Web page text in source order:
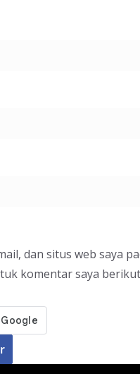
dan situs web saya
komentar saya